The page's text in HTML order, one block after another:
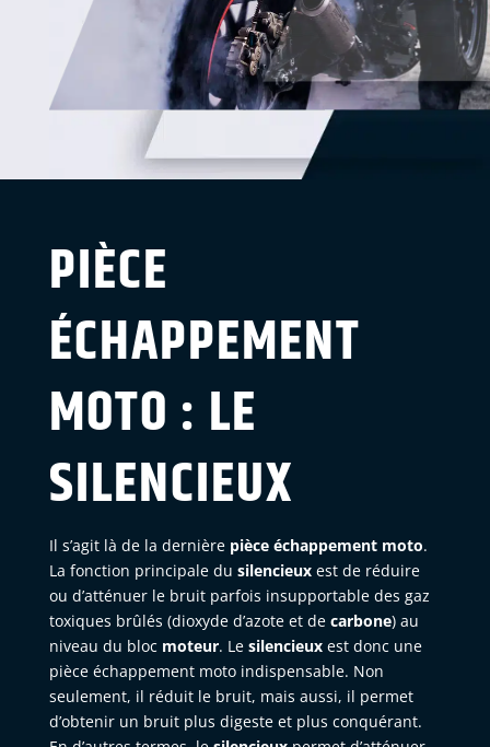
PIÈCE
ÉCHAPPEMENT
MOTO : LE
SILENCIEUX
Il s’agit là de la dernière pièce échappement moto.
La fonction principale du silencieuxest de réduire
ou d’atténuer le bruit parfois insupportable des gaz
toxiques brûlés (dioxyde d’azote et de carbone) au
niveau du bloc moteur. Le silencieuxest donc une
pièce échappement moto indispensable. Non
seulement, il réduit le bruit, mais aussi, il permet
d’obtenir un bruit plus digeste et plus conquérant.